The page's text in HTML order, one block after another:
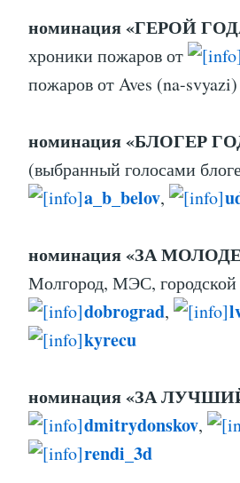
номинация «ГЕРОЙ
хроники пожаров от
пожаров от Aves (na-svyazi)
номинация «БЛОГЕР
(выбранный голосами
a_b_belov,
номинация «ЗА
Молгород, МЭС, городской
dobrograd,
kyrecu
номинация «ЗА
dmitrydonskov,
rendi_3d